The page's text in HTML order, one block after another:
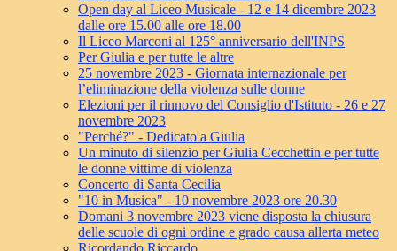
Open day al Liceo Musicale - 12 e 14 dicembre 2023
dalle ore 15.00 alle ore 18.00
Il Liceo Marconi al 125° anniversario dell'INPS
Per Giulia e per tutte le altre
25 novembre 2023 - Giornata internazionale per
l’eliminazione della violenza sulle donne
Elezioni per il rinnovo del Consiglio d'Istituto - 26 e 27
novembre 2023
"Perché?" - Dedicato a Giulia
Un minuto di silenzio per Giulia Cecchettin e per tutte
le donne vittime di violenza
Concerto di Santa Cecilia
"10 in Musica" - 10 novembre 2023 ore 20.30
Domani 3 novembre 2023 viene disposta la chiusura
delle scuole di ogni ordine e grado causa allerta meteo